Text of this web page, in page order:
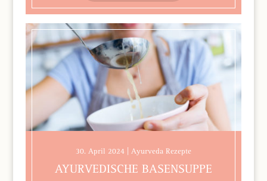
30. April 2024 | Ayurveda Rezepte
AYURVEDISCHE BASENSUPPE